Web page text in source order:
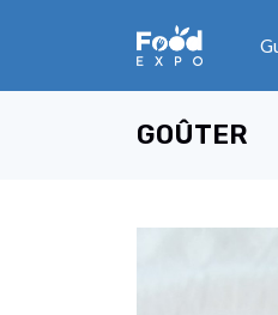
GOÛTER